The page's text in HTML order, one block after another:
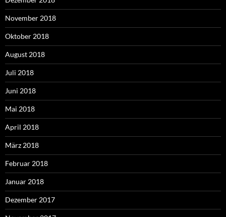
November 2018
Oktober 2018
August 2018
Juli 2018
Juni 2018
Mai 2018
April 2018
März 2018
Februar 2018
Januar 2018
Dezember 2017